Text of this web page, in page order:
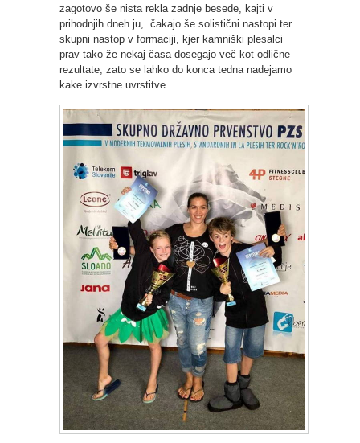
zagotovo še nista rekla zadnje besede, kajti v
prihodnjih dneh ju, čakajo še solistični nastopi ter
skupni nastop v formaciji, kjer kamniški plesalci
prav tako že nekaj časa dosegajo več kot odlične
rezultate, zato se lahko do konca tedna nadejamo
kake izvrstne uvrstitve.